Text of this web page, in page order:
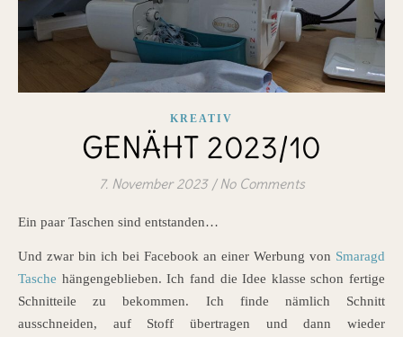
KREATIV
GENÄHT 2023/10
7. November 2023 / No Comments
Ein paar Taschen sind entstanden…
Und zwar bin ich bei Facebook an einer Werbung von Smaragd
Tasche hängengeblieben. Ich fand die Idee klasse schon fertige
Schnitteile zu bekommen. Ich finde nämlich Schnitt
ausschneiden, auf Stoff übertragen und dann wieder